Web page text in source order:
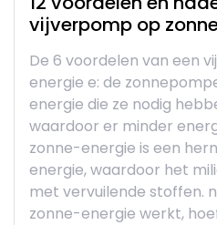
vijverpomp op
De 6 voordelen van een
energie e: de
energie die ze nodig
waardoor er minder
zonne-energie is een
energie, waardoor het
met vervuilende stoffen.
zonne-energie werkt,